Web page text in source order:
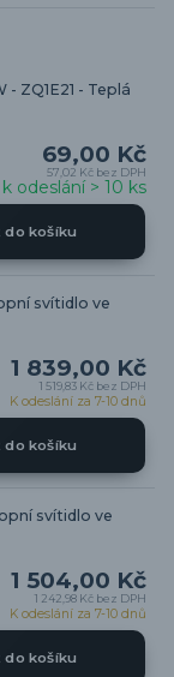
ZQ1E21 - Teplá
69,00 Kč
57,02 Kč bez DPH
k odeslání > 10 ks
do košíku
svítidlo ve
1 839,00 Kč
1 519,83 Kč bez DPH
K odeslání za 7-10 dnů
do košíku
svítidlo ve
1 504,00 Kč
1 242,98 Kč bez DPH
K odeslání za 7-10 dnů
do košíku